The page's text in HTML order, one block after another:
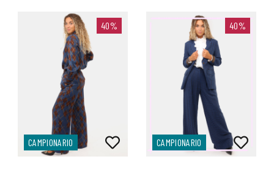
40%
CAMPIONARIO
40%
CAMPIONARIO